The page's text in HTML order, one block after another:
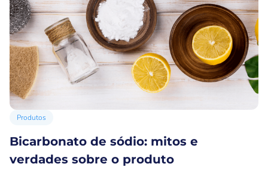
Produtos
Bicarbonato de sódio: mitos e
verdades sobre o produto